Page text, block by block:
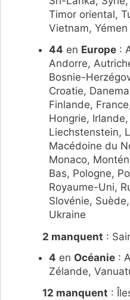
Timor oriental,
Vietnam, Yémen
44 en Europe :
Andorre,
Bosnie-
Croatie,
Finlande,
Hongrie,
Liechstenstein,
Macédoine du
Monaco,
Bas, Pologne,
Royaume-Uni,
Slovénie,
Ukraine
2 manquent :
4 en Océanie :
Zélande,
12 manquent :